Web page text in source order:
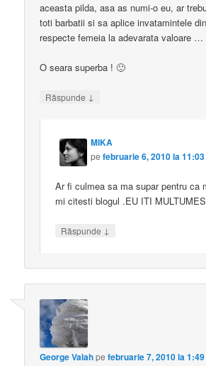
aceasta pilda, asa as numi-o eu, ar
toti barbatii si sa aplice invatamintele
respecte femeia la adevarata valoare …
O seara superba ! 🙂
Răspunde ↓
MIKA
pefebruarie 6, 2010 la
Ar fi culmea sa ma supar pentru ca
mi citesti blogul .EU ITI
Răspunde ↓
George Valahpefebruarie 7, 2010 la